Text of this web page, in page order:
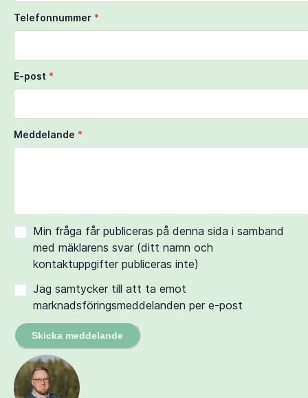
Telefonnummer *
E-post *
Meddelande *
Min fråga får publiceras på denna sida i samband
med mäklarens svar (ditt namn och
kontaktuppgifter publiceras inte)
Jag samtycker till att ta emot
marknadsföringsmeddelanden per e-post
Skicka meddelande